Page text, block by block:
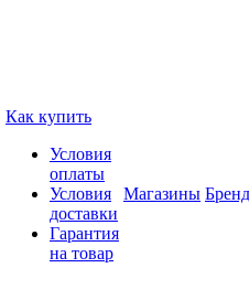
Как купить
Условия
оплаты
Условия
доставки
Гарантия
на товар
Магазины